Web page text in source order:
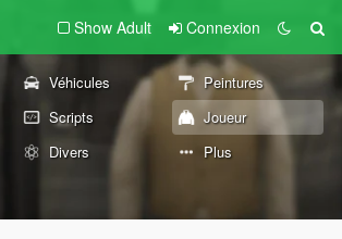
Show Adult Connexion
Véhicules
Peintures
Scripts
Joueur
Divers Plus